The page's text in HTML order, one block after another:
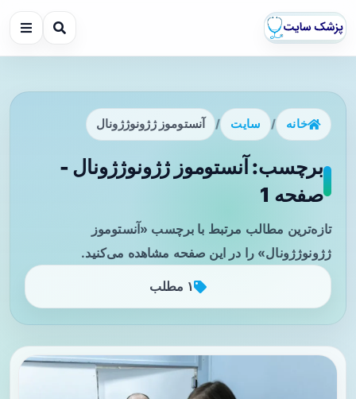
خانه / سایت / آنستوموز ژژونوژژونال
برچسب: آنستوموز ژژونوژژونال -
صفحه 1
تازه‌ترین مطالب مرتبط با برچسب «آنستوموز
ژژونوژژونال» را در این صفحه مشاهده می‌کنید.
۱ مطلب